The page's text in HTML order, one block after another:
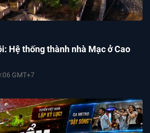
Hệ thống thành nhà Mạc ở Cao
GMT+7